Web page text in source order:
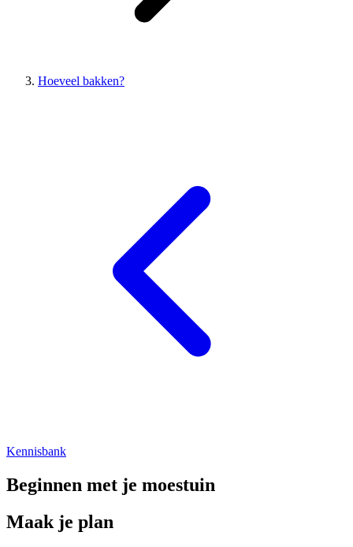
Hoeveel bakken?
Kennisbank
Beginnen met je moestuin
Maak je plan